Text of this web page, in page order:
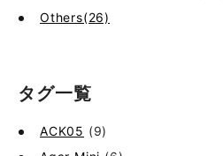
Others(26)
タグ一覧
ACK05 (9)